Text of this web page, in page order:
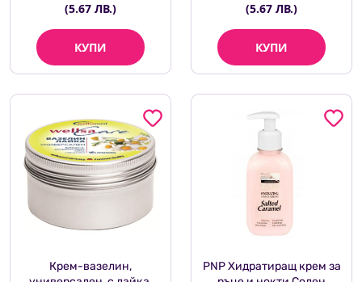
(5.67 ЛВ.)
КУПИ
(5.67 ЛВ.)
КУПИ
Крем-вазелин,
PNP Хидратиращ крем за